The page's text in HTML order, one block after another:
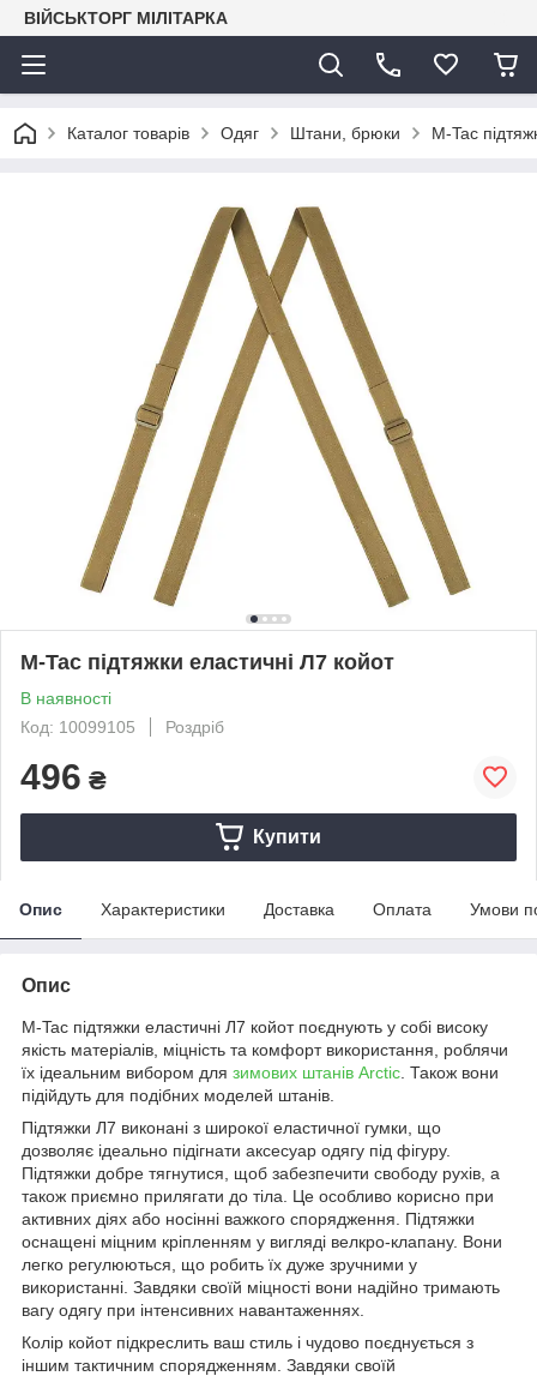
ВІЙСЬКТОРГ МІЛІТАРКА
Каталог товарів Одяг Штани, брюки M-Tac
M-Tac підтяжки еластичні Л7 койот
В наявності
Код: 10099105
Роздріб
496 ₴
Купити
Опис Характеристики Доставка Оплата Умови
Опис
M-Tac підтяжки еластичні Л7 койот поєднують у собі високу
якість матеріалів, міцність та комфорт використання, роблячи
їх ідеальним вибором для зимових штанів Arctic . Також вони
підійдуть для подібних моделей штанів.
Підтяжки Л7 виконані з широкої еластичної гумки, що
дозволяє ідеально підігнати аксесуар одягу під фігуру.
Підтяжки добре тягнутися, щоб забезпечити свободу рухів, а
також приємно прилягати до тіла. Це особливо корисно при
активних діях або носінні важкого спорядження. Підтяжки
оснащені міцним кріпленням у вигляді велкро-клапану. Вони
легко регулюються, що робить їх дуже зручними у
використанні. Завдяки своїй міцності вони надійно тримають
вагу одягу при інтенсивних навантаженнях.
Колір койот підкреслить ваш стиль і чудово поєднується з
іншим тактичним спорядженням. Завдяки своїй